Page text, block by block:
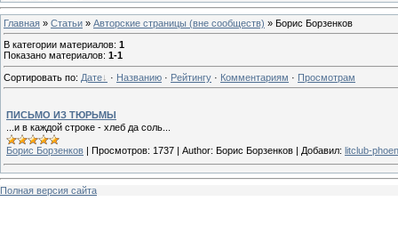
Главная » Статьи » Авторские страницы (вне сообществ) » Борис Борзенков
В категории материалов: 1
Показано материалов: 1-1
Сортировать по: Дате · Названию · Рейтингу · Комментариям · Просмотрам
ПИСЬМО ИЗ ТЮРЬМЫ
...и в каждой строке - хлеб да соль...
Борис Борзенков Просмотров: 1737 Author: Борис Борзенков Добавил: litclub-
Полная версия сайта